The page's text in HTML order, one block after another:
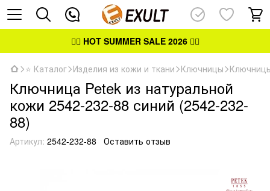
👉🏻 HOT SUMMER SALE 2026👈🏻
⭐ Каталог Изделия из кожи и ткани Ключницы
Ключница Petek из натуральной
кожи 2542-232-88 синий (2542-232-
88)
Артикул: 2542-232-88 Оставить отзыв